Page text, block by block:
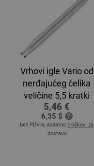
Vrhovi igle Vario od
nerđajućeg čelika
veličine 5,5 kratki
5,46 €
6,35 $
bez PDV-a, dodatno troškovi za
dostavu